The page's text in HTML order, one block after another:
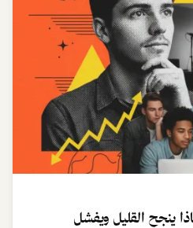
ينجح القليل ويفشل